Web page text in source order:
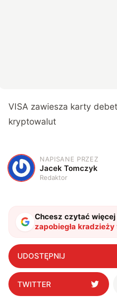
VISA zawiesza karty
kryptowalut
J
NAPISANE PRZEZ
Jacek Tomczyk
Redaktor
Chcesz czytać
zapobiegła
złotych"?
UDOSTĘPNIJ
TWITTER